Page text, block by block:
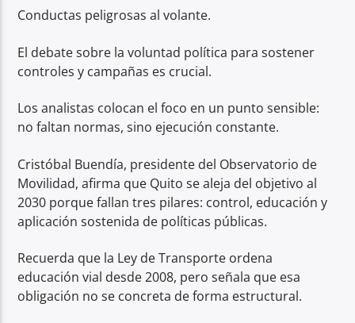
Conductas peligrosas al volante.
El debate sobre la voluntad política para sostener
controles y campañas es crucial.
Los analistas colocan el foco en un punto sensible:
no faltan normas, sino ejecución constante.
Cristóbal Buendía, presidente del Observatorio de
Movilidad, afirma que Quito se aleja del objetivo al
2030 porque fallan tres pilares: control, educación y
aplicación sostenida de políticas públicas.
Recuerda que la Ley de Transporte ordena
educación vial desde 2008, pero señala que esa
obligación no se concreta de forma estructural.